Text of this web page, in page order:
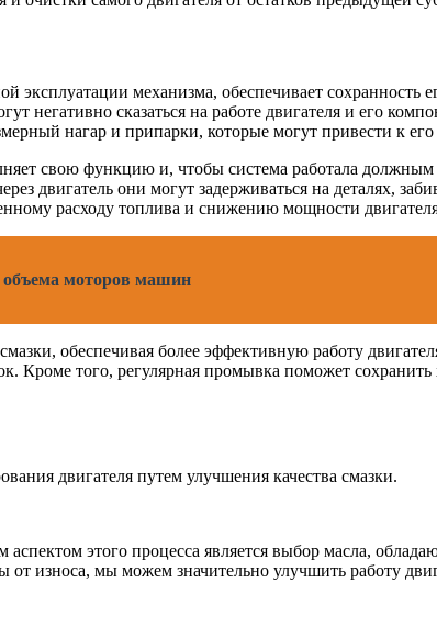
эксплуатации механизма, обеспечивает сохранность
негативно сказаться на работе двигателя и его
нагар и припарки, которые могут привести к
свою функцию и, чтобы система работала
двигатель они могут задерживаться на деталях,
расходу топлива и снижению мощности
объема моторов машин
обеспечивая более эффективную работу
Кроме того, регулярная промывка поможет
двигателя путем улучшения качества смазки.
этого процесса является выбор масла,
износа, мы можем значительно улучшить работу